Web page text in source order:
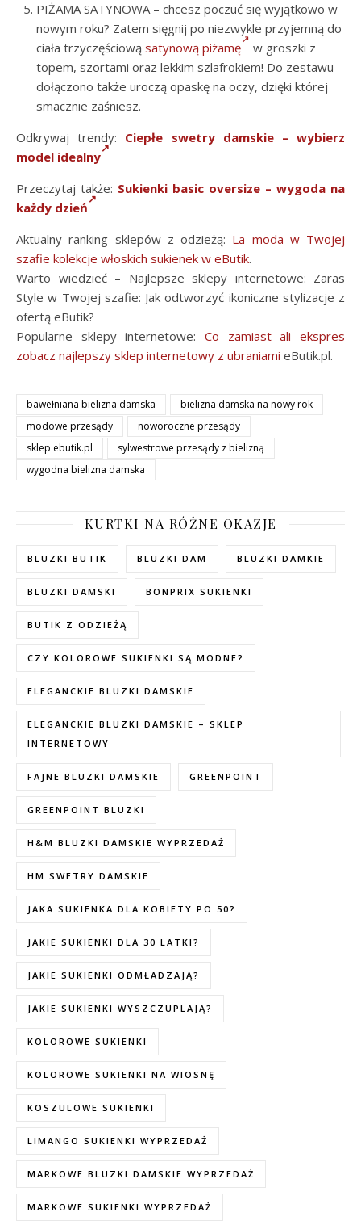
PIŻAMA SATYNOWA – chcesz poczuć się wyjątkowo w
nowym roku? Zatem sięgnij po niezwykle przyjemną do
ciała trzyczęściową satynową piżamę
w groszki z
topem, szortami oraz lekkim szlafrokiem! Do zestawu
dołączono także uroczą opaskę na oczy, dzięki której
smacznie zaśniesz.
Odkrywaj trendy: Ciepłe swetry damskie – wybierz
model idealny
Przeczytaj także: Sukienki basic oversize – wygoda na
każdy dzień
Aktualny ranking sklepów z odzieżą: La moda w Twojej
szafie kolekcje włoskich sukienek w eButik.
Warto wiedzieć – Najlepsze sklepy internetowe: Zaras
Style w Twojej szafie: Jak odtworzyć ikoniczne stylizacje z
ofertą eButik?
Popularne sklepy internetowe: Co zamiast ali ekspres
zobacz najlepszy sklep internetowy z ubraniami eButik.pl.
bawełniana bielizna damska
bielizna damska na nowy rok
modowe przesądy
noworoczne przesądy
sklep ebutik.pl
sylwestrowe przesądy z bielizną
wygodna bielizna damska
KURTKI NA RÓŻNE OKAZJE
BLUZKI BUTIK BLUZKI DAM BLUZKI DAMKIE
BLUZKI DAMSKI BONPRIX SUKIENKI
BUTIK Z ODZIEŻĄ
CZY KOLOROWE SUKIENKI SĄ MODNE?
ELEGANCKIE BLUZKI DAMSKIE
ELEGANCKIE BLUZKI DAMSKIE – SKLEP
INTERNETOWY
FAJNE BLUZKI DAMSKIE GREENPOINT
GREENPOINT BLUZKI
H&M BLUZKI DAMSKIE WYPRZEDAŻ
HM SWETRY DAMSKIE
JAKA SUKIENKA DLA KOBIETY PO 50?
JAKIE SUKIENKI DLA 30 LATKI?
JAKIE SUKIENKI ODMŁADZAJĄ?
JAKIE SUKIENKI WYSZCZUPLAJĄ?
KOLOROWE SUKIENKI
KOLOROWE SUKIENKI NA WIOSNĘ
KOSZULOWE SUKIENKI
LIMANGO SUKIENKI WYPRZEDAŻ
MARKOWE BLUZKI DAMSKIE WYPRZEDAŻ
MARKOWE SUKIENKI WYPRZEDAŻ